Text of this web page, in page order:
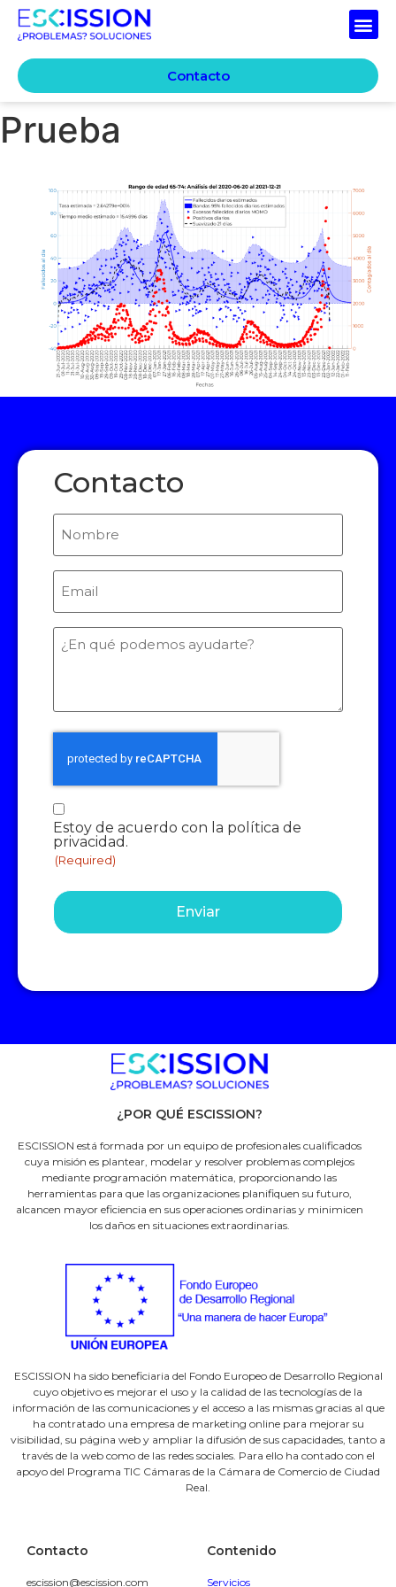
Contacto
Prueba
Contacto
Nombre
Email
(Required)
¿En
qué
Consentimiento
(Required)
Estoy de acuerdo con la política de
privacidad.
(Required)
¿POR QUÉ ESCISSION?
ESCISSION está formada por un equipo de profesionales cualificados
cuya misión es plantear, modelar y resolver problemas complejos
mediante programación matemática, proporcionando las
herramientas para que las organizaciones planifiquen su futuro,
alcancen mayor eficiencia en sus operaciones ordinarias y minimicen
los daños en situaciones extraordinarias.
ESCISSION ha sido beneficiaria del Fondo Europeo de Desarrollo Regional
cuyo objetivo es mejorar el uso y la calidad de las tecnologías de la
información de las comunicaciones y el acceso a las mismas gracias al que
ha contratado una empresa de marketing online para mejorar su
visibilidad, su página web y ampliar la difusión de sus capacidades, tanto a
través de la web como de las redes sociales. Para ello ha contado con el
apoyo del Programa TIC Cámaras de la Cámara de Comercio de Ciudad
Real.
Contacto
escission@escission.com
Contenido
Servicios